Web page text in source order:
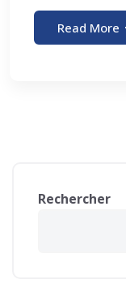
Read More
Rechercher